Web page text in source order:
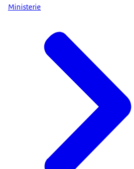
Ministerie